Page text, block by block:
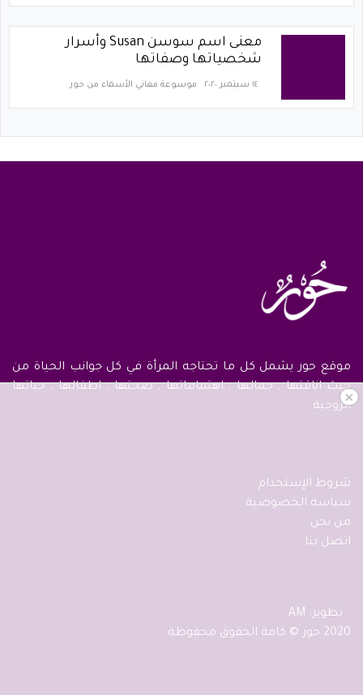
معنى اسم سوسن Susan وأسرار
شخصياتها وصفاتها
١٤ سبتمبر ٢٠٢٠ موسوعة معاني الأسماء من حور
×
موقع حور يشمل كل ما تحتاجه المرأة في كل جوانب الحياة من
حيث اناقتها , جمالها , اهتماماتها , صحتها , اطفالها , حياتها
الزوجية
شروط الإستخدام
سياسة الخصوصية
من نحن
اتصل بنا
تطوير: AM
2020 حور © كافة الحقوق محفوظة .